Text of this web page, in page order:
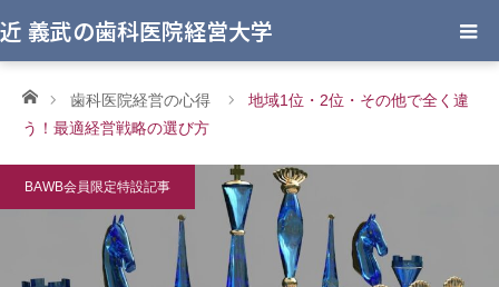
近 義武の歯科医院経営大学
ホーム歯科医院経営の心得
地域1位・2位・その他で全く違
う！最適経営戦略の選び方
BAWB会員限定特設記事